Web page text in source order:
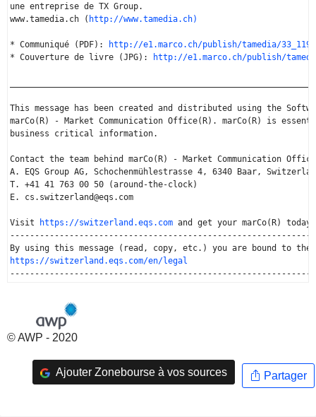
une entreprise de TX Group.
www.tamedia.ch ( http://www.tamedia.ch)
* Communiqué (PDF):
http://e1.marco.ch/publish/tamedia/
* Couverture de livre (JPG):
http://e1.marco.ch/publish/
This message has been created and distributed using the
marCo(R) - Market Communication Office(R). marCo(R) is
business critical information.
Contact the team behind marCo(R) - Market Communication
A. EQS Group AG, Schochenmühlestrasse 4, 6340 Baar,
T. +41 41 763 00 50 (around-the-clock)
E. cs.switzerland@eqs.com
Visit https://switzerland.eqs.com and get your marCo(R) today.
https://switzerland.eqs.com/en/legal
© AWP - 2020
Ajouter Zonebourse à vos sources Partager